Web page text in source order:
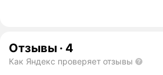
Отзывы · 4
Как Яндекс проверяет отзывы